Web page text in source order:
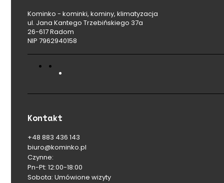
Kominko - kominki, kominy, klimatyzacja
ul. Jana Kantego Trzebińskiego 37a
26-617 Radom
NIP 7962940158
Kontakt
+48 883 436 143
biuro@kominko.pl
Czynne:
Pn-Pt: 12:00-18:00
Sobota: Umówione wizyty